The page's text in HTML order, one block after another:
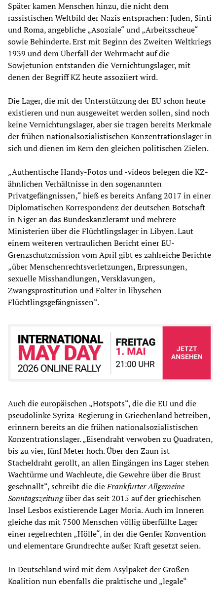
Später kamen Menschen hinzu, die nicht dem
rassistischen Weltbild der Nazis entsprachen: Juden, Sinti
und Roma, angebliche „Asoziale“ und „Arbeitsscheue“
sowie Behinderte. Erst mit Beginn des Zweiten Weltkriegs
1939 und dem Überfall der Wehrmacht auf die
Sowjetunion entstanden die Vernichtungslager, mit
denen der Begriff KZ heute assoziiert wird.
Die Lager, die mit der Unterstützung der EU schon heute
existieren und nun ausgeweitet werden sollen, sind noch
keine Vernichtungslager, aber sie tragen bereits Merkmale
der frühen nationalsozialistischen Konzentrationslager in
sich und dienen im Kern den gleichen politischen Zielen.
„Authentische Handy-Fotos und -videos belegen die KZ-
ähnlichen Verhältnisse in den sogenannten
Privatgefängnissen,“ hieß es bereits Anfang 2017 in einer
Diplomatischen Korrespondenz der deutschen Botschaft
in Niger an das Bundeskanzleramt und mehrere
Ministerien über die Flüchtlingslager in Libyen. Laut
einem weiteren vertraulichen Bericht einer EU-
Grenzschutzmission vom April gibt es zahlreiche Berichte
„über Menschenrechtsverletzungen, Erpressungen,
sexuelle Misshandlungen, Versklavungen,
Zwangsprostitution und Folter in libyschen
Flüchtlingsgefängnissen“.
Auch die europäischen „Hotspots“, die die EU und die
pseudolinke Syriza-Regierung in Griechenland betreiben,
erinnern bereits an die frühen nationalsozialistischen
Konzentrationslager. „Eisendraht verwoben zu Quadraten,
bis zu vier, fünf Meter hoch. Über den Zaun ist
Stacheldraht gerollt, an allen Eingängen ins Lager stehen
Wachtürme und Wachleute, die Gewehre über die Brust
geschnallt“, schreibt die dieFrankfurter Allgemeine
Sonntagszeitungüber das seit 2015 auf der griechischen
Insel Lesbos existierende Lager Moria. Auch im Inneren
gleiche das mit 7500 Menschen völlig überfüllte Lager
einer regelrechten „Hölle“, in der die Genfer Konvention
und elementare Grundrechte außer Kraft gesetzt seien.
In Deutschland wird mit dem Asylpaket der Großen
Koalition nun ebenfalls die praktische und „legale“